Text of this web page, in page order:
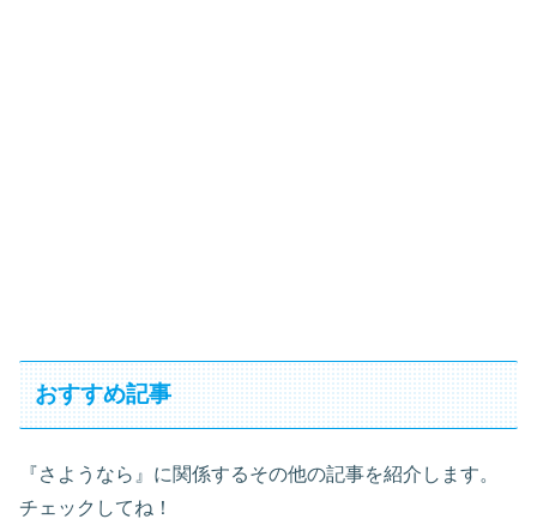
おすすめ記事
『さようなら』に関係するその他の記事を紹介します。
チェックしてね！